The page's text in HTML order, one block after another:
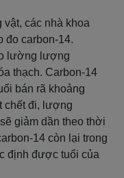
các nhà khoa
đo carbon-14.
lường lượng
thạch. Carbon-14
bán rã khoảng
chết đi, lượng
giảm dần theo thời
14 còn lại trong
định được tuổi của